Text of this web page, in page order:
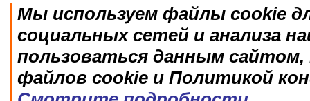
Мы используем файлы cookie
социальных сетей и анализа
пользоваться данным
файлов cookie и Политикой